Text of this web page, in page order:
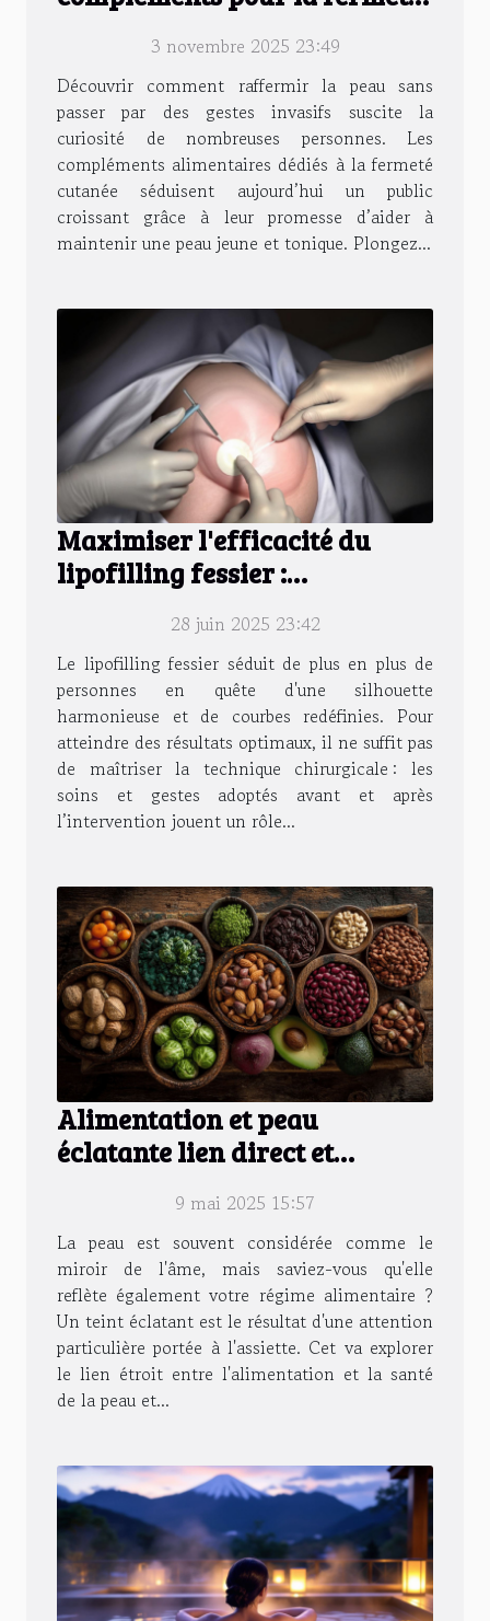
3 novembre 2025 23:49
Découvrir comment raffermir la peau sans
passer par des gestes invasifs suscite la
curiosité de nombreuses personnes. Les
compléments alimentaires dédiés à la fermeté
cutanée séduisent aujourd’hui un public
croissant grâce à leur promesse d’aider à
maintenir une peau jeune et tonique. Plongez...
Maximiser l'efficacité du
lipofilling fessier :
opératoires28 juin 2025 23:42
Le lipofilling fessier séduit de plus en plus de
personnes en quête d'une silhouette
harmonieuse et de courbes redéfinies. Pour
atteindre des résultats optimaux, il ne suffit pas
de maîtriser la technique chirurgicale : les
soins et gestes adoptés avant et après
l’intervention jouent un rôle...
Alimentation et peau
éclatante lien direct et
9 mai 2025 15:57
La peau est souvent considérée comme le
miroir de l'âme, mais saviez-vous qu'elle
reflète également votre régime alimentaire ?
Un teint éclatant est le résultat d'une attention
particulière portée à l'assiette. Cet va explorer
le lien étroit entre l'alimentation et la santé
de la peau et...